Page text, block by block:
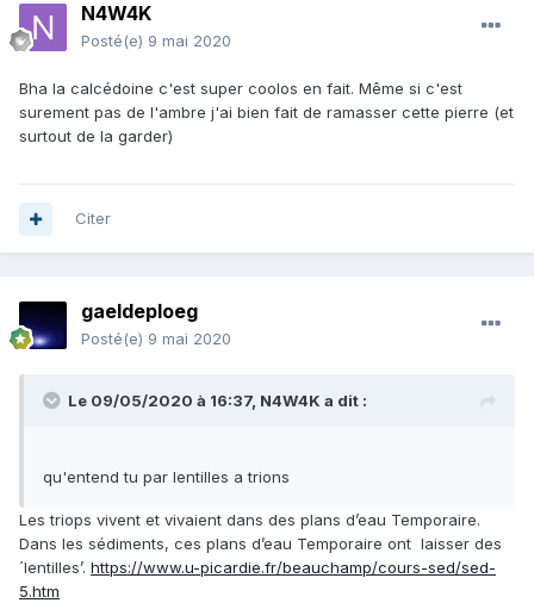
N4W4K
Posté(e) 9 mai 2020
Bha la calcédoine c'est super coolos en fait. Même si c'est
surement pas de l'ambre j'ai bien fait de ramasser cette pierre (et
surtout de la garder)
Citer
gaeldeploeg
Posté(e) 9 mai 2020
Le 09/05/2020 à 16:37, N4W4K a dit :
qu'entend tu par lentilles a trions
Les triops vivent et vivaient dans des plans d’eau Temporaire.
Dans les sédiments, ces plans d’eau Temporaire ont laisser des
´lentilles’. https://www.u-picardie.fr/beauchamp/cours-sed/sed-
5.htm